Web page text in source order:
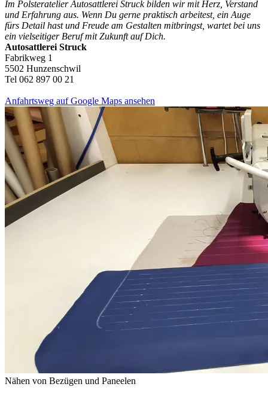
Im Polsteratelier Autosattlerei Struck bilden wir mit Herz, Verstand
und Erfahrung aus. Wenn Du gerne praktisch arbeitest, ein Auge
fürs Detail hast und Freude am Gestalten mitbringst, wartet bei uns
ein vielseitiger Beruf mit Zukunft auf Dich.
Autosattlerei Struck
Fabrikweg 1
5502 Hunzenschwil
Tel 062 897 00 21
Anfahrtsweg auf Google Maps ansehen
Nähen von Bezügen und Paneelen